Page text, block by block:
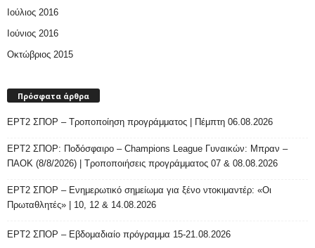
Ιούλιος 2016
Ιούνιος 2016
Οκτώβριος 2015
Πρόσφατα άρθρα
ΕΡΤ2 ΣΠΟΡ – Τροποποίηση προγράμματος | Πέμπτη 06.08.2026
ΕΡΤ2 ΣΠΟΡ: Ποδόσφαιρο – Champions League Γυναικών: Μπραν –
ΠΑΟΚ (8/8/2026) | Τροποποιήσεις προγράμματος 07 & 08.08.2026
ΕΡΤ2 ΣΠΟΡ – Ενημερωτικό σημείωμα για ξένο ντοκιμαντέρ: «Οι
Πρωταθλητές» | 10, 12 & 14.08.2026
ΕΡΤ2 ΣΠΟΡ – Εβδομαδιαίο πρόγραμμα 15-21.08.2026